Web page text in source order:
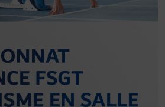
sexistes et sexuelles
et les conduites dopantes